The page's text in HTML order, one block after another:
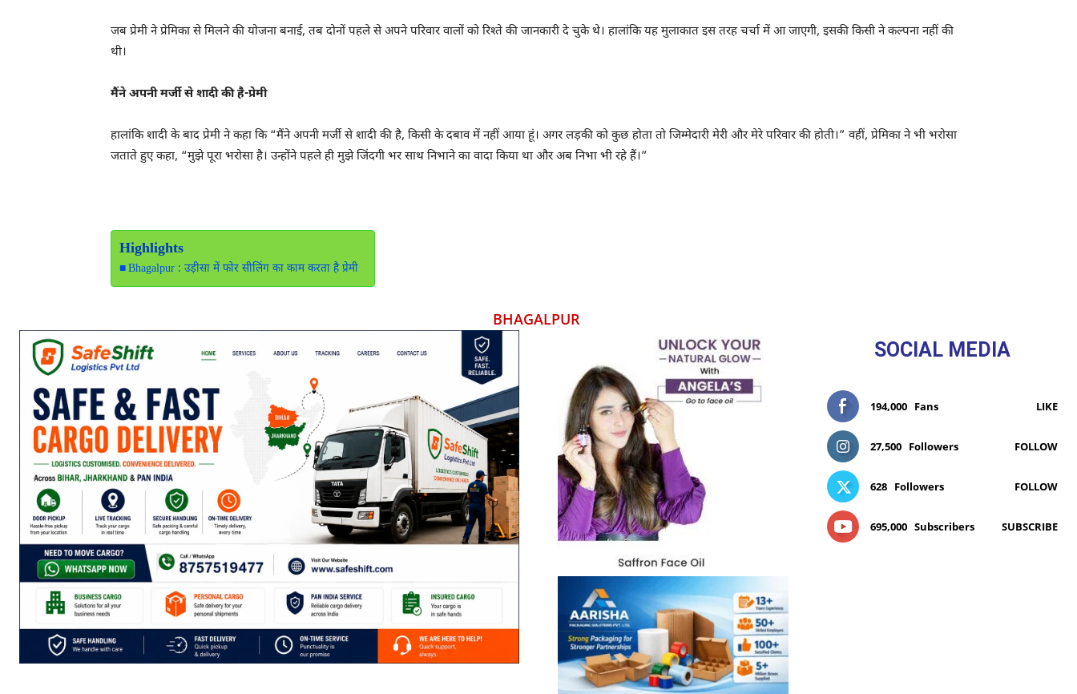
जब प्रेमी ने प्रेमिका से मिलने की योजना बनाई, तब दोनों पहले से अपने परिवार वालों को रिश्ते की जानकारी दे चुके थे। हालांकि यह मुलाकात इस तरह चर्चा में आ जाएगी, इसकी किसी ने कल्पना नहीं की
थी।
मैंने अपनी मर्जी से शादी की है-प्रेमी
हालांकि शादी के बाद प्रेमी ने कहा कि “मैंने अपनी मर्जी से शादी की है, किसी के दबाव में नहीं आया हूं। अगर लड़की को कुछ होता तो जिम्मेदारी मेरी और मेरे परिवार की होती।” वहीं, प्रेमिका ने भी भरोसा
जताते हुए कहा, “मुझे पूरा भरोसा है। उन्होंने पहले ही मुझे जिंदगी भर साथ निभाने का वादा किया था और अब निभा भी रहे हैं।”
Highlights
Bhagalpur : उड़ीसा में फोर सीलिंग का काम करता है प्रेमी
BHAGALPUR
SOCIAL MEDIA
194,000 Fans LIKE
27,500 Followers FOLLOW
628 Followers FOLLOW
695,000 Subscribers SUBSCRIBE